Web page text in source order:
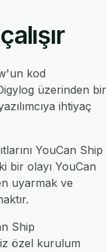
kod
üzerinden bir
ihtiyaç
YouCan Ship
bir olayı YouCan
uyarmak ve
Ship
özel kurulum